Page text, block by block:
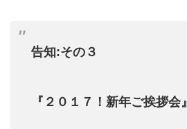
告知:その３
『２０１７！新年ご挨拶会』